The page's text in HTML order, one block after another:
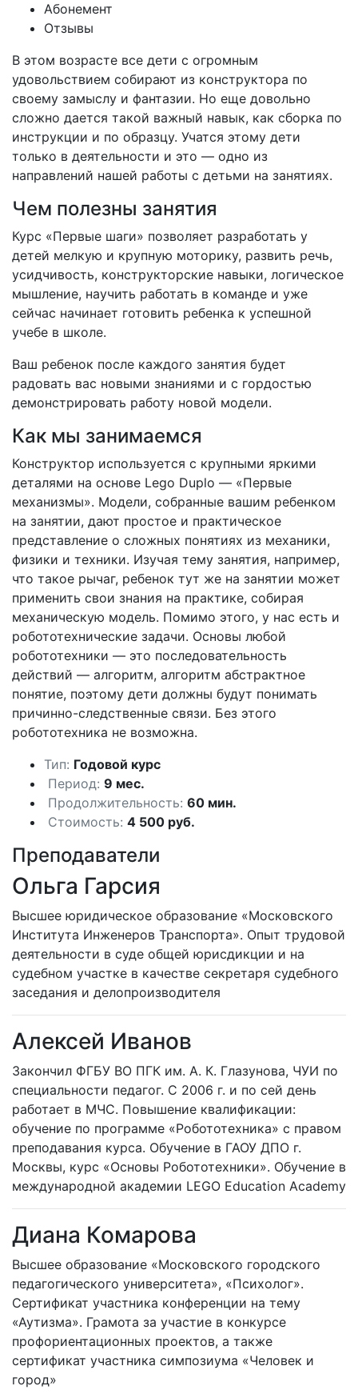
Абонемент
Отзывы
В этом возрасте все дети с огромным
удовольствием собирают из конструктора по
своему замыслу и фантазии. Но еще довольно
сложно дается такой важный навык, как сборка по
инструкции и по образцу. Учатся этому дети
только в деятельности и это — одно из
направлений нашей работы с детьми на занятиях.
Чем полезны занятия
Курс «Первые шаги» позволяет разработать у
детей мелкую и крупную моторику, развить речь,
усидчивость, конструкторские навыки, логическое
мышление, научить работать в команде и уже
сейчас начинает готовить ребенка к успешной
учебе в школе.
Ваш ребенок после каждого занятия будет
радовать вас новыми знаниями и с гордостью
демонстрировать работу новой модели.
Как мы занимаемся
Конструктор используется с крупными яркими
деталями на основе Lego Duplo — «Первые
механизмы». Модели, собранные вашим ребенком
на занятии, дают простое и практическое
представление о сложных понятиях из механики,
физики и техники. Изучая тему занятия, например,
что такое рычаг, ребенок тут же на занятии может
применить свои знания на практике, собирая
механическую модель. Помимо этого, у нас есть и
робототехнические задачи. Основы любой
робототехники — это последовательность
действий — алгоритм, алгоритм абстрактное
понятие, поэтому дети должны будут понимать
причинно-следственные связи. Без этого
робототехника не возможна.
Тип: Годовой курс
Период: 9 мес.
Продолжительность: 60 мин.
Стоимость: 4 500 руб.
Преподаватели
Ольга Гарсия
Высшее юридическое образование «Московского
Института Инженеров Транспорта». Опыт трудовой
деятельности в суде общей юрисдикции и на
судебном участке в качестве секретаря судебного
заседания и делопроизводителя
Алексей Иванов
Закончил ФГБУ ВО ПГК им. А. К. Глазунова, ЧУИ по
специальности педагог. С 2006 г. и по сей день
работает в МЧС. Повышение квалификации:
обучение по программе «Робототехника» с правом
преподавания курса. Обучение в ГАОУ ДПО г.
Москвы, курс «Основы Робототехники». Обучение в
международной академии LEGO Education Academy
Диана Комарова
Высшее образование «Московского городского
педагогического университета», «Психолог».
Сертификат участника конференции на тему
«Аутизма». Грамота за участие в конкурсе
профориентационных проектов, а также
сертификат участника симпозиума «Человек и
город»